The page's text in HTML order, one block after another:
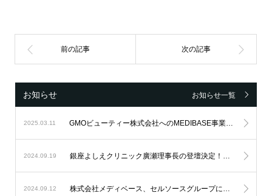
お知らせ お知らせ一覧
2025.03.11 GMOビューティー株式会社へのMEDIBASE事業の承継のお知らせ
2024.09.19 銀座よしえクリニック廣瀬理事長の登壇決定！美容・自由診療向け電子カルテ「MEDIBASE」、「自費研フェスティバル2024」に出展
2024.09.12 株式会社メディベース、セルソースグループに参画